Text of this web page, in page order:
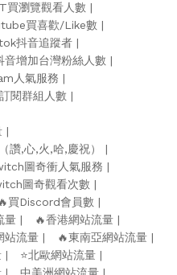
買瀏覽觀看人數
買喜歡/Like數
抖音追蹤者
音增加台灣粉絲人數
人氣服務
閱群組人數
讚,心,火,哈,慶祝）
圖奇衝人氣服務
圖奇觀看次數
買Discord會員數
量
🔥香港網站流量
站流量
🔥東南亞網站流量
⭐️北歐網站流量